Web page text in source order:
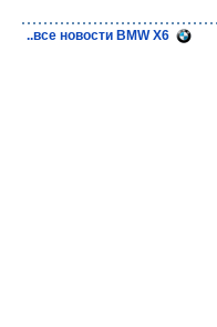
..все новости BMW X6